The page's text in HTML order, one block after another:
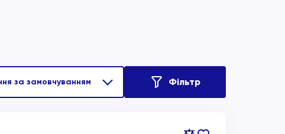
Фільтр